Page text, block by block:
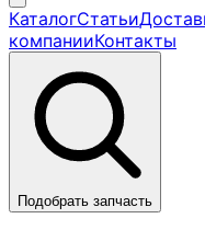
КаталогСтатьи
компанииКонтакты
Подобрать запчасть